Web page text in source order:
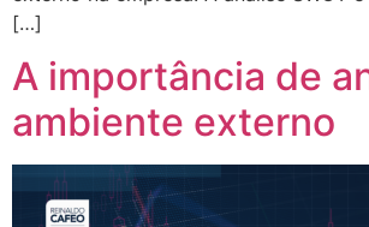
[…]
A importância de
ambiente externo